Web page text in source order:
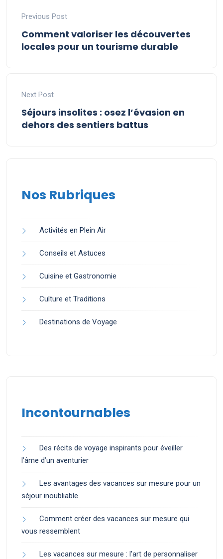
Previous Post
Comment valoriser les découvertes
locales pour un tourisme durable
Next Post
Séjours insolites : osez l’évasion en
dehors des sentiers battus
Nos Rubriques
Activités en Plein Air
Conseils et Astuces
Cuisine et Gastronomie
Culture et Traditions
Destinations de Voyage
Incontournables
Des récits de voyage inspirants pour éveiller
l’âme d’un aventurier
Les avantages des vacances sur mesure pour un
séjour inoubliable
Comment créer des vacances sur mesure qui
vous ressemblent
Les vacances sur mesure : l’art de personnaliser